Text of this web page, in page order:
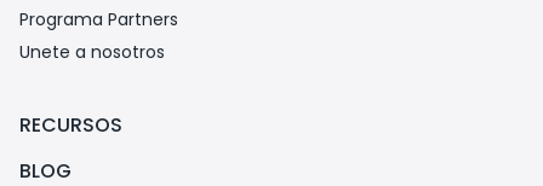
Programa Partners
Unete a nosotros
RECURSOS
BLOG